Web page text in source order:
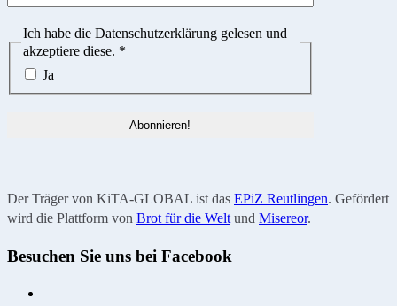
Ich habe die Datenschutzerklärung gelesen und
akzeptiere diese. *
Ja
Der Träger von KiTA-GLOBAL ist das EPiZ Reutlingen. Gefördert
wird die Plattform von Brot für die Welt und Misereor.
Besuchen Sie uns bei Facebook